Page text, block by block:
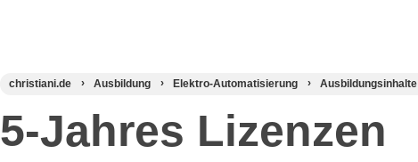
christiani.de Ausbildung Elektro-Automatisierung Ausbildungsinhalte
5-Jahres Lizenzen